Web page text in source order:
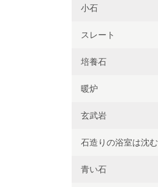
小石
スレート
培養石
暖炉
玄武岩
石造りの浴室は沈む
青い石